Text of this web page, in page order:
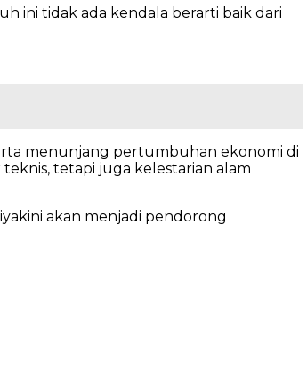
ini tidak ada kendala berarti baik dari
menunjang pertumbuhan ekonomi di
tetapi juga kelestarian alam
akan menjadi pendorong